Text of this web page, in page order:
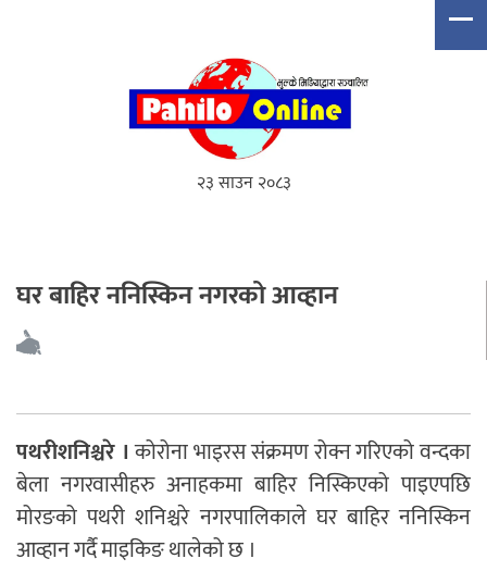
२३ साउन २०८३
घर बाहिर ननिस्किन नगरको आव्हान
पथरीशनिश्चरे ।कोरोना भाइरस संक्रमण रोक्न गरिएको वन्दका
बेला नगरवासीहरु अनाहकमा बाहिर निस्किएको पाइएपछि
मोरङको पथरी शनिश्चरे नगरपालिकाले घर बाहिर ननिस्किन
आव्हान गर्दै माइकिङ थालेको छ ।